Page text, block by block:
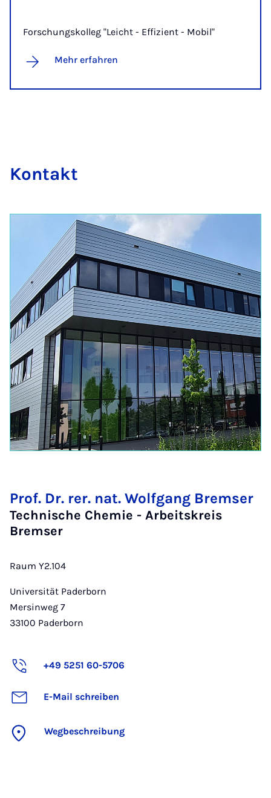
Forschungskolleg "Leicht - Effizient - Mobil"
Mehr erfahren
Kon­takt
Prof. Dr. rer. nat. Wolfgang Bremser
Technische Chemie - Arbeitskreis
Bremser
Raum Y2.104
Universität Paderborn
Mersinweg 7
33100 Paderborn
+49 5251 60-5706
E-Mail schreiben
Wegbeschreibung